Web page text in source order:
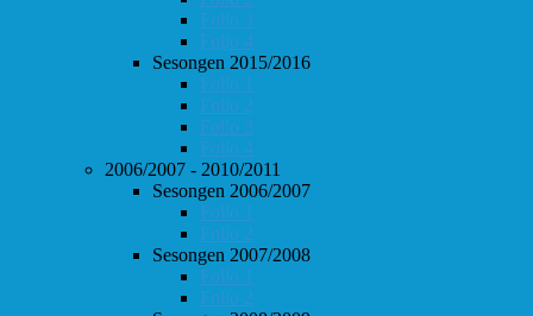
Follo 3
Follo 4
Sesongen 2015/2016
Follo 1
Follo 2
Follo 3
Follo 4
2006/2007 - 2010/2011
Sesongen 2006/2007
Follo 1
Follo 2
Sesongen 2007/2008
Follo 1
Follo 2